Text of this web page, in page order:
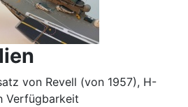
von Revell (von 1957), H-
Verfügbarkeit